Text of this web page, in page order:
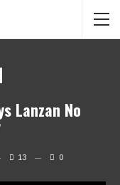
Lanzan No
13 0